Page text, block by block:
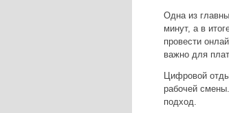
Одна из
минут, а в
провести
важно для
Цифровой
рабочей
подход.